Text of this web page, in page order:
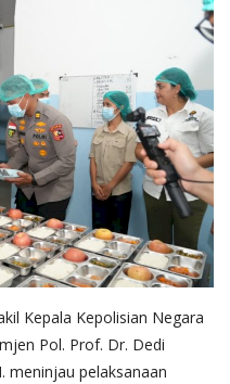
Kepala Kepolisian Negara
Pol. Prof. Dr. Dedi
meninjau pelaksanaan